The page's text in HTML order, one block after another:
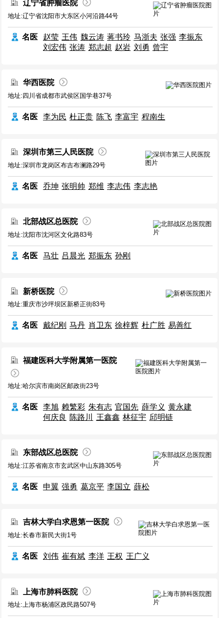
辽宁省肿瘤医院
地址:辽宁省沈阳市大东区小河沿路44号
名医 赵莹 王伟 魏云涛 蒋书玲 马浙夫 张强 李振东
刘宏伟 张涛 郑志超 赵岩 刘勇 曾宇
华西医院
地址:四川省成都市武侯区国学巷37号
名医 李为民 杜正贵 陈飞 李富宇 程南生
深圳市第三人民医院
地址:深圳市龙岗区布吉布澜路29号
名医 乔坤 张明帅 郑维 李志伟 李志艳
北部战区总医院
地址:沈阳市沈河区文化路83号
名医 马壮 吕晨光 郑振东 孙刚
新桥医院
地址:重庆市沙坪坝区新桥正街83号
名医 戴纪刚 马丹 肖卫东 徐梓辉 杜广胜 易善红
福建医科大学附属第一医院
地址:哈尔滨市南岗区邮政街23号
名医 李旭 赖繁彩 朱有志 官国先 薛学义 黄永建
何庆良
陈路川 王鑫鑫 林征宇 邱明链
东部战区总医院
地址:江苏省南京市玄武区中山东路305号
名医 申翼 强勇 葛京平 李国立 薛松
吉林大学白求恩第一医院
地址:长春市新民大街1号
名医 刘伟 崔有斌 李洋 王权 王广义
上海市肺科医院
地址:上海市杨浦区政民路507号